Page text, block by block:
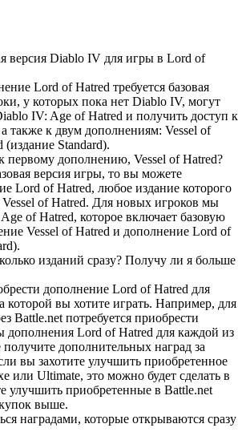
версия Diablo IV для игры в Lord of
Lord of Hatred требуется базовая
у которых пока нет Diablo IV, могут
IV: Age of Hatred и получить доступ к
также к двум дополнениям: Vessel of
Standard).
первому дополнению, Vessel of Hatred?
версия игры, то вы можете
Lord of Hatred, любое издание которого
of Hatred. Для новых игроков мы
of Hatred, которое включает базовую
Vessel of Hatred и дополнение Lord of
изданий сразу? Получу ли я больше
дополнение Lord of Hatred для
вы хотите играть. Например, для
Battle.net потребуется приобрести
дополнения Lord of Hatred для каждой из
дополнительных наград за
вы захотите улучшить приобретенное
или Ultimate, это можно будет сделать в
улучшить приобретенные в Battle.net
выше.
наградами, которые открываются сразу